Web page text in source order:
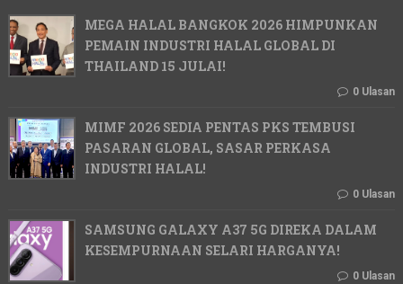
MEGA HALAL BANGKOK 2026 HIMPUNKAN
PEMAIN INDUSTRI HALAL GLOBAL DI
THAILAND 15 JULAI!
0 Ulasan
MIMF 2026 SEDIA PENTAS PKS TEMBUSI
PASARAN GLOBAL, SASAR PERKASA
INDUSTRI HALAL!
0 Ulasan
SAMSUNG GALAXY A37 5G DIREKA DALAM
KESEMPURNAAN SELARI HARGANYA!
0 Ulasan